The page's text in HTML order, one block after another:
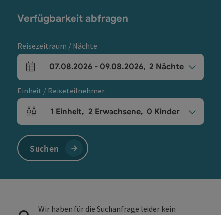
Verfügbarkeit abfragen
Reisezeitraum / Nächte
An- und Abreisefelder
07.08.2026 - 09.08.2026, 2 Nächte
Einheit / Reiseteilnehmer
Einheitenanzahl und Personenfelder
1 Einheit, 2 Erwachsene, 0 Kinder
Suchen
Wir haben für die Suchanfrage leider kein